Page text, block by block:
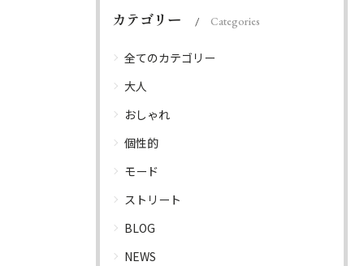
カテゴリー Categories
全てのカテゴリー
大人
おしゃれ
個性的
モード
ストリート
BLOG
NEWS